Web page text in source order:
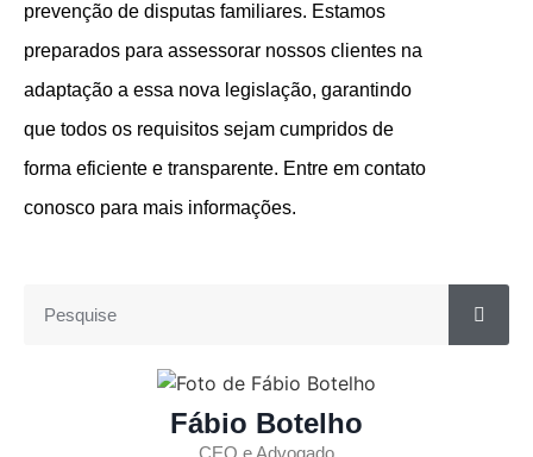
prevenção de disputas familiares. Estamos
preparados para assessorar nossos clientes na
adaptação a essa nova legislação, garantindo
que todos os requisitos sejam cumpridos de
forma eficiente e transparente. Entre em contato
conosco para mais informações.
Fábio Botelho